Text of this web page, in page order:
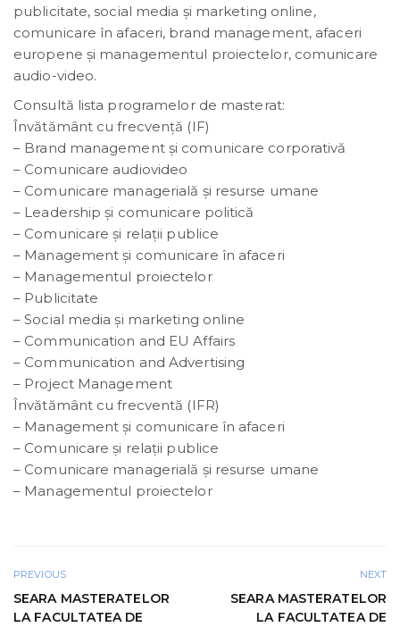
publicitate, social media şi marketing online,
comunicare în afaceri, brand management, afaceri
europene şi managementul proiectelor, comunicare
audio-video.
Consultă lista programelor de masterat:
Învătământ cu frecvență (IF)
– Brand management şi comunicare corporativă
– Comunicare audiovideo
– Comunicare managerială şi resurse umane
– Leadership şi comunicare politică
– Comunicare şi relaţii publice
– Management şi comunicare în afaceri
– Managementul proiectelor
– Publicitate
– Social media și marketing online
– Communication and EU Affairs
– Communication and Advertising
– Project Management
Învătământ cu frecventă (IFR)
– Management şi comunicare în afaceri
– Comunicare şi relaţii publice
– Comunicare managerială şi resurse umane
– Managementul proiectelor
PREVIOUS
SEARA MASTERATELOR
LA FACULTATEA DE
NEXT
SEARA MASTERATELOR
LA FACULTATEA DE